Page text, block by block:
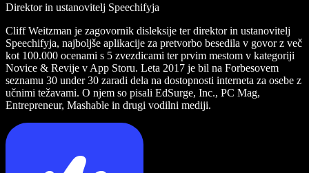
Direktor in ustanovitelj Speechifyja
Cliff Weitzman je zagovornik disleksije ter direktor in ustanovitelj
Speechifyja, najboljše aplikacije za pretvorbo besedila v govor z več
kot 100.000 ocenami s 5 zvezdicami ter prvim mestom v kategoriji
Novice & Revije v App Storu. Leta 2017 je bil na Forbesovem
seznamu 30 under 30 zaradi dela na dostopnosti interneta za osebe z
učnimi težavami. O njem so pisali EdSurge, Inc., PC Mag,
Entrepreneur, Mashable in drugi vodilni mediji.